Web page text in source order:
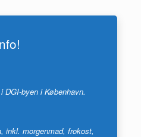
DGI-byen i København.
inkl. morgenmad, frokost,